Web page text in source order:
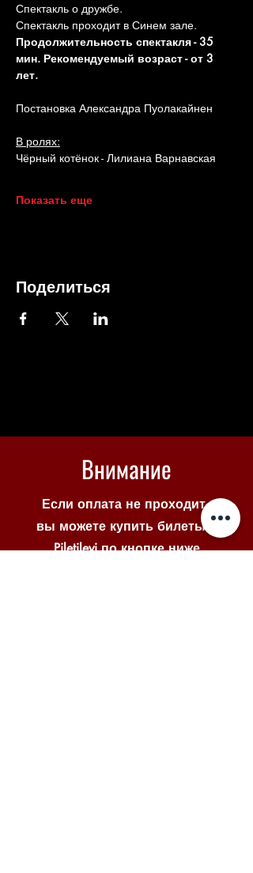
Спектакль о дружбе.
Спектакль проходит в Синем зале.
Продолжительность спектакля - 35
мин. Рекомендуемый возраст - от 3
лет.
Постановка Александра Пуолакайнен
В ролях:
Чёрный котёнок - Лилиана Варнавская
Показать еще
Поделиться
Внимание
Если оплата не проходит -
вы можете купить билеты в
Piletilevi по кнопке ниже